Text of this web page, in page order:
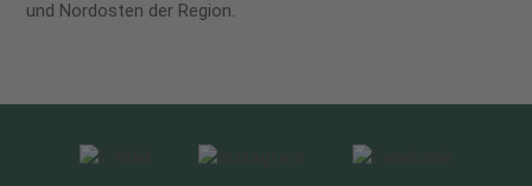
und Nordosten der Region.